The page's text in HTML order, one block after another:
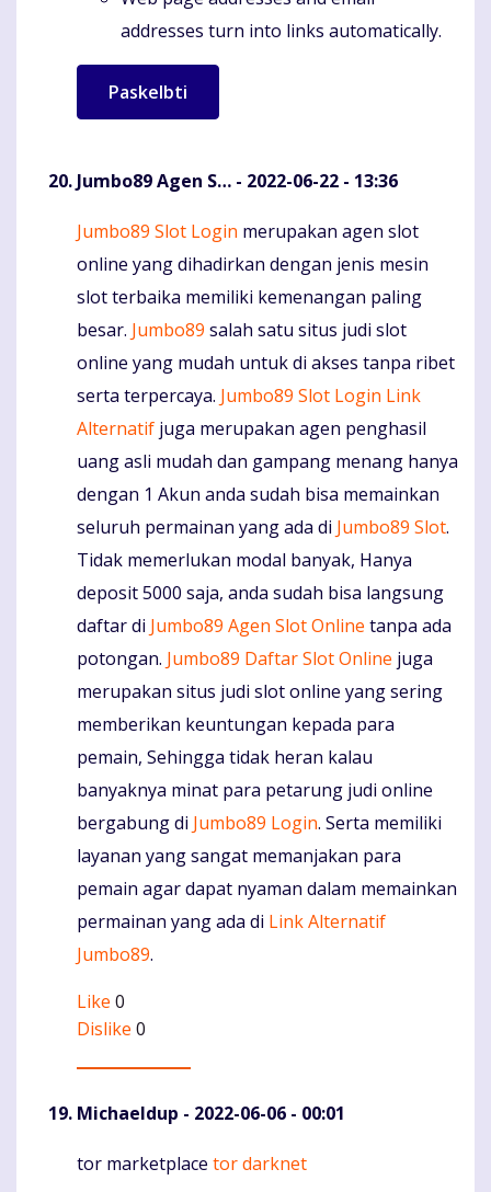
addresses turn into links automatically.
Jumbo89 Agen S… - 2022-06-22 - 13:36
Komentaras
Jumbo89 Slot Login merupakan agen slot
online yang dihadirkan dengan jenis mesin
slot terbaika memiliki kemenangan paling
besar. Jumbo89 salah satu situs judi slot
online yang mudah untuk di akses tanpa ribet
serta terpercaya. Jumbo89 Slot Login Link
Alternatif juga merupakan agen penghasil
uang asli mudah dan gampang menang hanya
dengan 1 Akun anda sudah bisa memainkan
seluruh permainan yang ada di Jumbo89 Slot.
Tidak memerlukan modal banyak, Hanya
deposit 5000 saja, anda sudah bisa langsung
daftar di Jumbo89 Agen Slot Online tanpa ada
potongan. Jumbo89 Daftar Slot Online juga
merupakan situs judi slot online yang sering
memberikan keuntungan kepada para
pemain, Sehingga tidak heran kalau
banyaknya minat para petarung judi online
bergabung di Jumbo89 Login. Serta memiliki
layanan yang sangat memanjakan para
pemain agar dapat nyaman dalam memainkan
permainan yang ada di Link Alternatif
Jumbo89.
Like 0
Dislike 0
Michaeldup - 2022-06-06 - 00:01
Komentaras
tor marketplace tor darknet